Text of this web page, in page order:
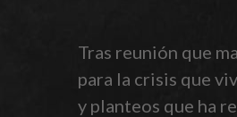
Tras reunión que
para la crisis que
y planteos que ha